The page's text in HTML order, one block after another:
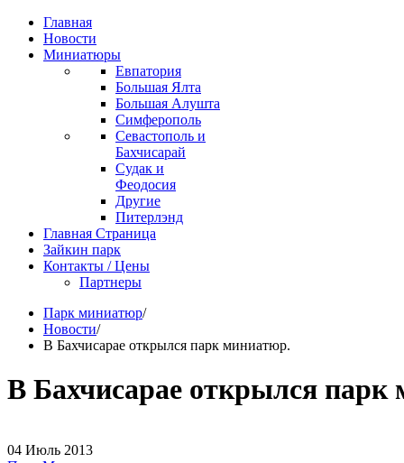
Главная
Новости
Миниатюры
Евпатория
Большая Ялта
Большая Алушта
Симферополь
Севастополь и
Бахчисарай
Судак и
Феодосия
Другие
Питерлэнд
Главная Страница
Зайкин парк
Контакты / Цены
Партнеры
Парк миниатюр/
Новости/
В Бахчисарае открылся парк миниатюр.
В Бахчисарае открылся парк
04 Июль 2013